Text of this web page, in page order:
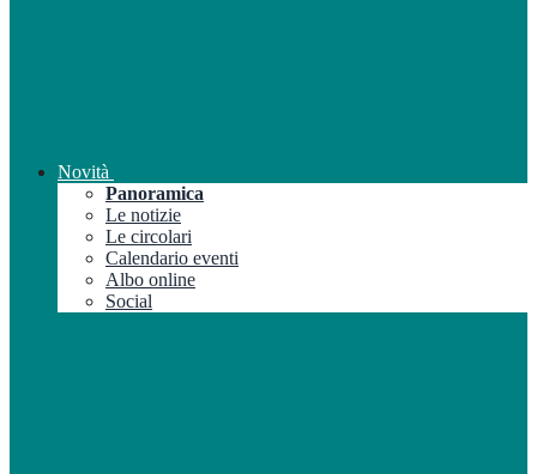
Novità
Panoramica
Le notizie
Le circolari
Calendario eventi
Albo online
Social